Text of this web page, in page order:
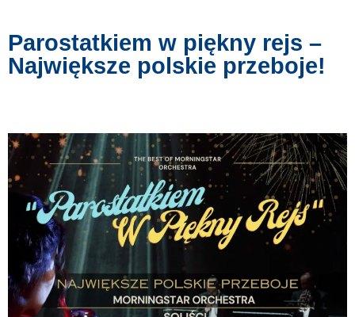
Parostatkiem w piękny rejs –
Największe polskie przeboje!